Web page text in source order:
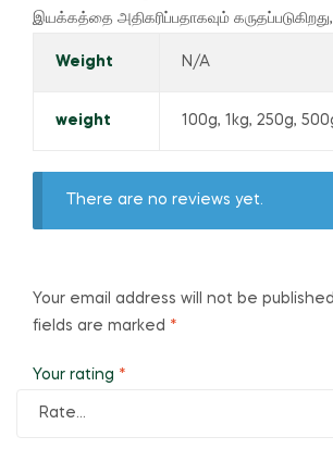
இயக்கத்தை அதிகரிப்பதாகவும் கருதப்படுகிறது,
Weight N/A
weight 100g, 1kg, 250g,
There are no reviews yet.
Your email address will not be
fields are marked *
Your rating *